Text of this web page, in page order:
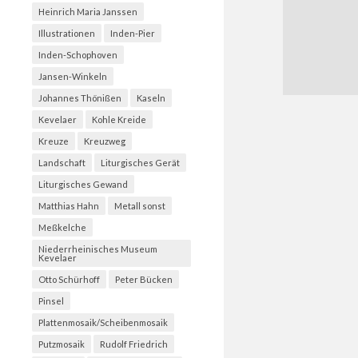
Heinrich Maria Janssen
Illustrationen Inden-Pier
Inden-Schophoven
Jansen-Winkeln
Johannes Thönißen Kaseln
Kevelaer Kohle Kreide
Kreuze Kreuzweg
Landschaft Liturgisches Gerät
Liturgisches Gewand
Matthias Hahn Metall sonst
Meßkelche
Niederrheinisches Museum
Kevelaer
Otto Schürhoff Peter Bücken
Pinsel
Plattenmosaik/Scheibenmosaik
Putzmosaik Rudolf Friedrich